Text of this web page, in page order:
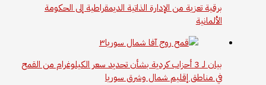
برقية تعزية من الإدارة الذاتية الديمقراطية إلى الحكومة
الألمانية
بيان لـ 3 أحزاب كردية بشأن تحديد سعر الكيلوغرام من القمح
في مناطق إقليم شمال وشرق سوريا